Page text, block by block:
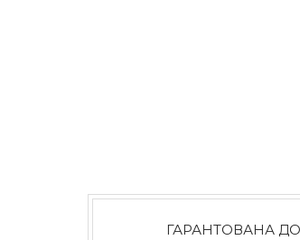
ГАРАНТОВАНА